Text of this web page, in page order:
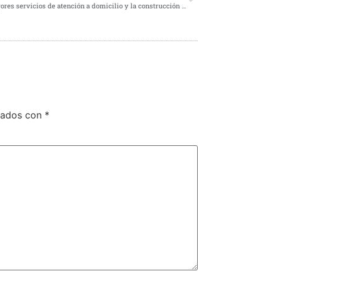
El PSOE de Tres Cantos pide mayores servicios de atención a domicilio y la construcción de una residencia pública municipal de mayores
con *